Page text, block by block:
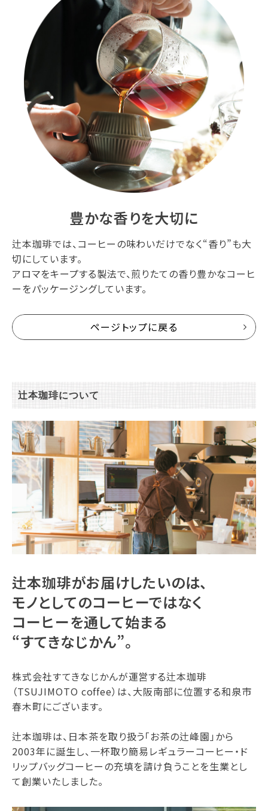
豊かな香りを大切に
辻本珈琲では、コーヒーの味わいだけでなく“香り”も大
切にしています。
アロマをキープする製法で、煎りたての香り豊かなコーヒ
ーをパッケージングしています。
ページトップに戻る
辻本珈琲について
辻本珈琲がお届けしたいのは、
モノとしてのコーヒーではなく
コーヒーを通して始まる
“すてきなじかん”。
株式会社すてきなじかんが運営する辻本珈琲
（TSUJIMOTO coffee）は、大阪南部に位置する和泉市
春木町にございます。
辻本珈琲は、日本茶を取り扱う「お茶の辻峰園」から
2003年に誕生し、一杯取り簡易レギュラーコーヒー・ド
リップバッグコーヒーの充填を請け負うことを生業とし
て創業いたしました。